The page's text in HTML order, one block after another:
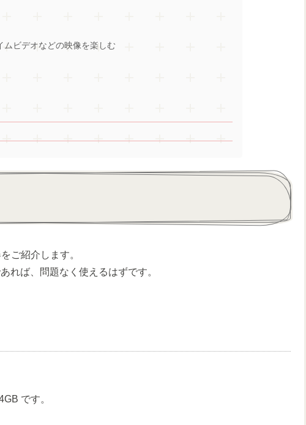
ムビデオなどの映像を楽しむ
ご紹介します。
れば、問題なく使えるはずです。
です。